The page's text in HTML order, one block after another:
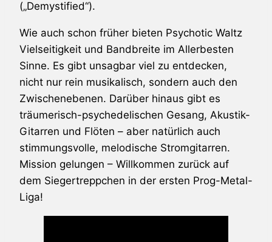
(„Demystified“).
Wie auch schon früher bieten Psychotic Waltz
Vielseitigkeit und Bandbreite im Allerbesten
Sinne. Es gibt unsagbar viel zu entdecken,
nicht nur rein musikalisch, sondern auch den
Zwischenebenen. Darüber hinaus gibt es
träumerisch-psychedelischen Gesang, Akustik-
Gitarren und Flöten – aber natürlich auch
stimmungsvolle, melodische Stromgitarren.
Mission gelungen – Willkommen zurück auf
dem Siegertreppchen in der ersten Prog-Metal-
Liga!